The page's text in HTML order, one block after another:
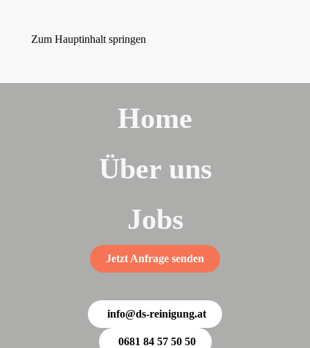
Zum Hauptinhalt springen
Home
Über uns
Jobs
Jetzt Anfrage senden
info@ds-reinigung.at
0681 84 57 50 50